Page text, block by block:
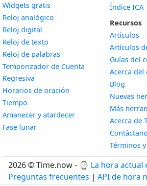
Widgets gratis
Reloj analógico
Reloj digital
Reloj de texto
Reloj de palabras
Temporizador de Cuenta
Regresiva
Horarios de oración
Tiempo
Amanecer y atardecerWidget
Fase lunarWidget
Índice ICA
Recursos
Artículos
Artículos
Guías del
Acerca
Blog
Nuevas
Más
Acerca de
Términos
2026 © Time.now - ⌚ La hora actual
Preguntas frecuentes | API de hora